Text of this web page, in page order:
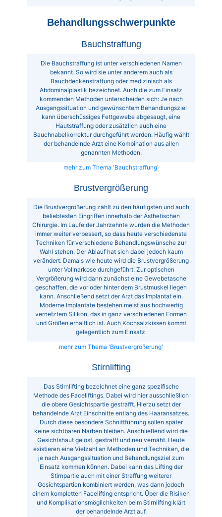
Behandlungsschwerpunkte
Bauchstraffung
Die Bauchstraffung ist unter verschiedenen Namen
bekannt. So wird sie unter anderem auch als
Bauchdeckenstraffung oder medizinisch als
Abdominalplastik bezeichnet. Auch die zum Einsatz
kommenden Methoden unterscheiden sich: Je nach
Ausgangssituation und gewünschtem Behandlungsziel
kann überschüssiges Fettgewebe abgesaugt, eine
Hautstraffung oder zusätzlich auch eine
Bauchnabelkorrektur durchgeführt werden. Häufig wählt
der behandelnde Arzt eine Kombination aus allen
genannten Methoden.
mehr zum Thema 'Bauchstraffung'
Brustvergrößerung
Die Brustvergrößerung zählt zu den häufigsten und auch
beliebtesten Eingriffen innerhalb der Ästhetischen
Chirurgie. Im Laufe der Jahrzehnte wurden die Methoden
immer weiter verbessert, so dass heute verschiedenste
Techniken für verschiedene Behandlungswünsche zur
Wahl stehen. Der Ablauf hat sich dabei jedoch kaum
verändert: Damals wie heute wird die Brustvergrößerung
unter Vollnarkose durchgeführt. Zur optischen
Vergrößerung wird dann zunächst eine Gewebetasche
geschaffen, die vor oder hinter dem Brustmuskel liegen
kann. Anschließend setzt der Arzt das Implantat ein.
Moderne Implantate bestehen meist aus hochwertig
vernetztem Silikon, das in ganz verschiedenen Formen
und Größen erhältlich ist. Auch Kochsalzkissen kommt
gelegentlich zum Einsatz.
mehr zum Thema 'Brustvergrößerung'
Stirnlifting
Das Stirnlifting bezeichnet eine ganz spezifische
Methode des Faceliftings. Dabei wird hier ausschließlich
die obere Gesichtspartie gestrafft. Hierzu setzt der
behandelnde Arzt Einschnitte entlang des Haaransatzes.
Durch diese besondere Schnittführung sollen später
keine sichtbaren Narben bleiben. Anschließend wird die
Gesichtshaut gelöst, gestrafft und neu vernäht. Heute
existieren eine Vielzahl an Methoden und Techniken, die
je nach Ausgangssituation und Behandlungsziel zum
Einsatz kommen können. Dabei kann das Lifting der
Stirnpartie auch mit einer Straffung weiterer
Gesichtspartien kombiniert werden, was dann jedoch
einem kompletten Facelifting entspricht. Über die Risiken
und Komplikationsmöglichkeiten beim Stirnlifting klärt
der behandelnde Arzt auf.